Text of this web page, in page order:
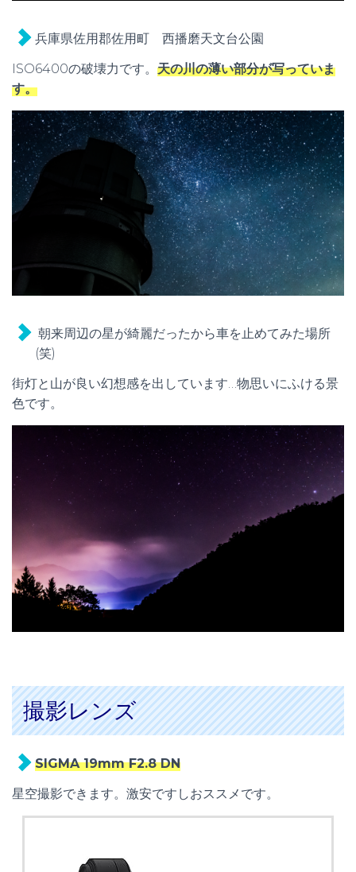
兵庫県佐用郡佐用町 西播磨天文台公園
ISO6400の破壊力です。 天の川の薄い部分が写っていま
す。
朝来周辺の星が綺麗だったから車を止めてみた場所
(笑)
街灯と山が良い幻想感を出しています…物思いにふける景
色です。
撮影レンズ
SIGMA 19mm F2.8 DN
星空撮影できます。激安ですしおススメです。